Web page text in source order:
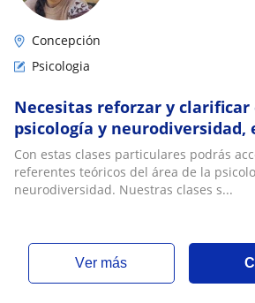
Concepción
Psicologia
Necesitas reforzar y clarificar
psicología y neurodiversidad,
espacio para resolver dudas
Con estas clases particulares podrás
referentes teóricos del área de la
neurodiversidad. Nuestras clases s...
ver más